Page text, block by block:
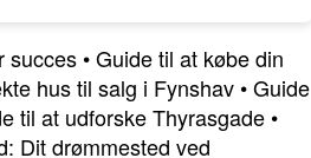
succes •Guide til at købe din
hus til salg i Fynshav •Guide
til at udforske Thyrasgade •
Dit drømmested ved